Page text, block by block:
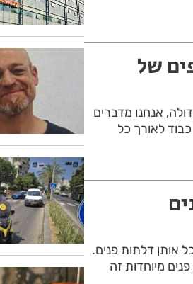
של
אנחנו מדברים
לאורך כל
אותן דלתות פנים.
מיוחדות זה